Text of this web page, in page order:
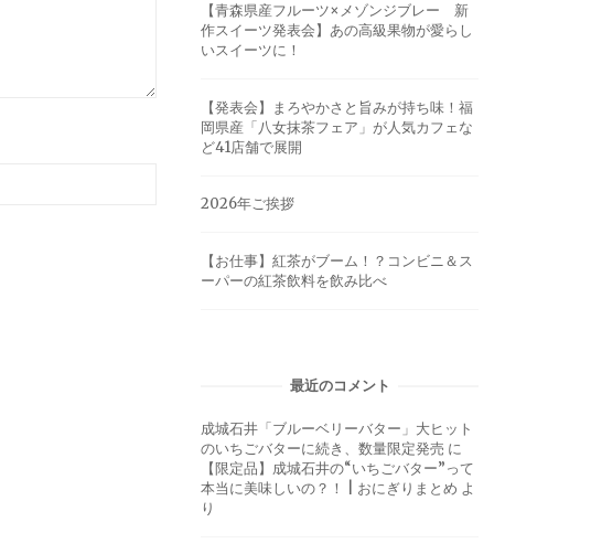
【青森県産フルーツ×メゾンジブレー 新
作スイーツ発表会】あの高級果物が愛らし
いスイーツに！
【発表会】まろやかさと旨みが持ち味！福
岡県産「八女抹茶フェア」が人気カフェな
ど41店舗で展開
2026年ご挨拶
【お仕事】紅茶がブーム！？コンビニ＆ス
ーパーの紅茶飲料を飲み比べ
最近のコメント
成城石井「ブルーベリーバター」大ヒット
のいちごバターに続き、数量限定発売 に
【限定品】成城石井の“いちごバター”って
本当に美味しいの？！ | おにぎりまとめ よ
り